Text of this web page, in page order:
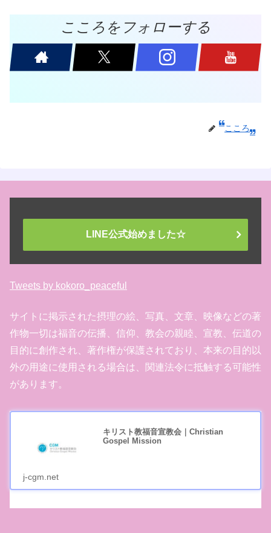
こころをフォローする
こころ
LINE公式始めました☆
Tweets by kokoro_peaceful
サイトに掲示された摂理の絵、写真、文章、映像などの著
作物一切は福音の伝播、信仰、教会の親睦、宣教、伝道の
目的に創作され、著作権が保護されており、本来の目的以
外の用途に使用される場合は、関連法令に抵触する可能性
があります。
キリスト教福音宣教会｜Christian
Gospel Mission
j-cgm.net